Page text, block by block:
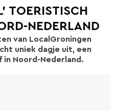
TOERISTISCH
NEDERLAND
van LocalGroningen
uniek dagje uit, een
Noord-Nederland.